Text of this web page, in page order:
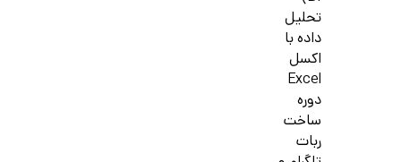
تحلیل
داده با
اکسل
Excel
دوره
ساخت
ربات